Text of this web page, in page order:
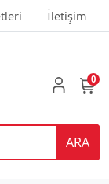
İletişim
ARA
0